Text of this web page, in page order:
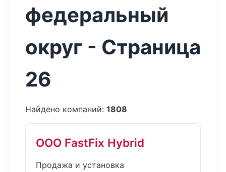
федеральный
округ - Страница
26
Найдено компаний: 1808
ООО FastFix Hybrid
Продажа и установка